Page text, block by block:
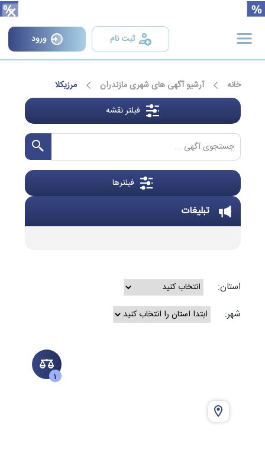
×
ثبت نام ورود
خانه آرشیو آگهی های شهری مازندران
مرزیکلا
فیلتر نقشه
فیلترها
تبلیغات
استان:
شهر:
1